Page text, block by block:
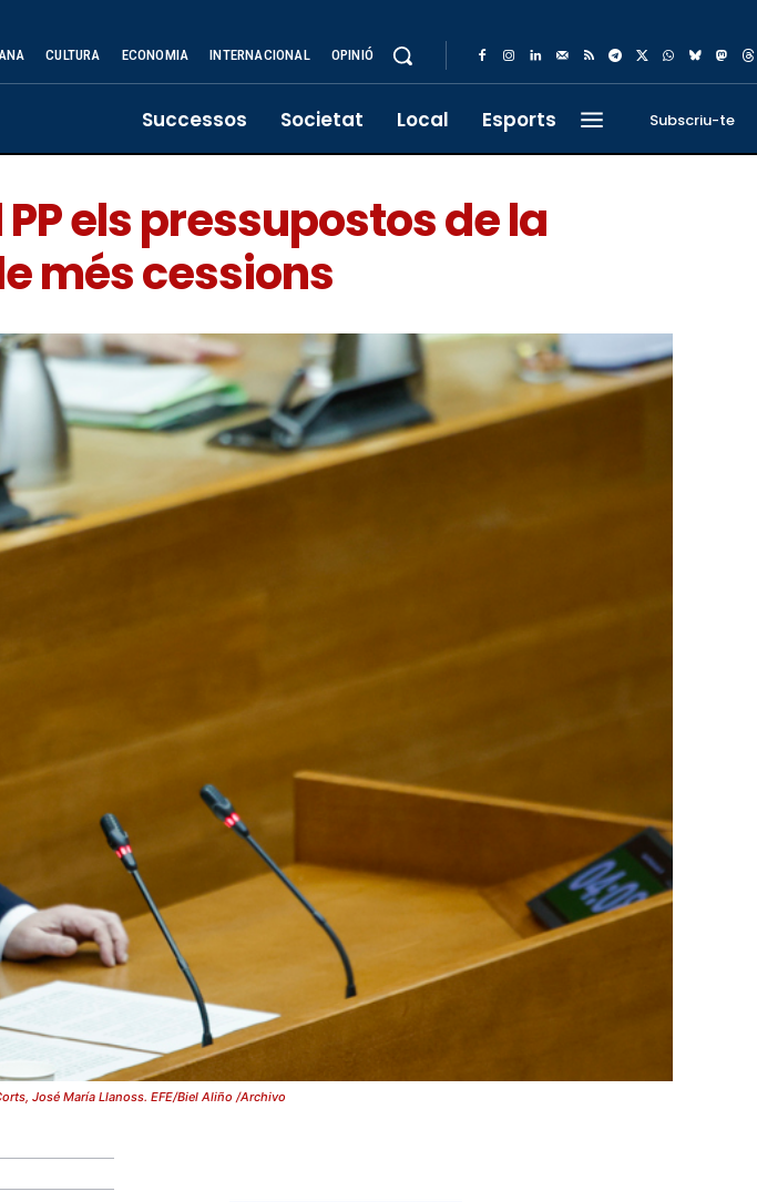
CULTURA ECONOMIA INTERNACIONAL OPINIÓ
Successos Societat Local Esports Subscriu-te
els pressupostos de la
més cessions
José María Llanoss. EFE/Biel Aliño /Archivo